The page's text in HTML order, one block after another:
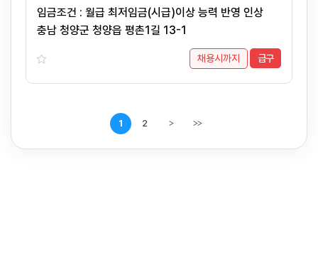
임금조건 : 월급 최저임금(시급)이상 능력 반영 인상
충남 청양군 청양읍 평촌1길 13-1
채용시까지 급구
1 2 >다음페이지
>>